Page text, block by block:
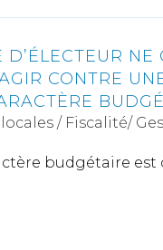
NE
CONTRE
/ Fiscalité/
budgétaire est